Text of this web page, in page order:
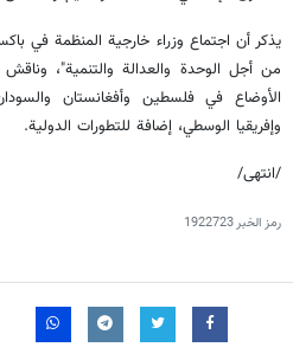
يذكر أن اجتماع وزراء خارجية المنظمة في
من أجل الوحدة والعدالة والتنمية"، وناقش
الأوضاع في فلسطين وأفغانستان
وإفريقيا الوسطي، إضافة للتطورات الدولية.
/انتهى/
رمز الخبر1922723